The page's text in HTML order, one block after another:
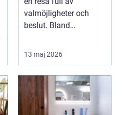
valmöjligheter och
beslut. Bland
och sjö...
13 maj 2026